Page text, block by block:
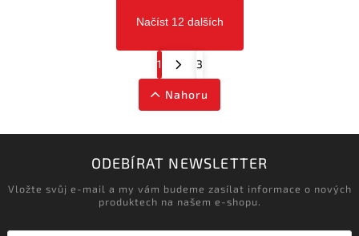
Načíst 12 dalších
1 3
Nahoru
ODEBÍRAT NEWSLETTER
Vložte svůj e-mail a my vám budeme zasílat informace o nových
produktech na našem e-shopu.